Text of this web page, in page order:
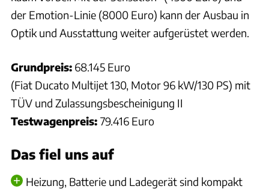
der Emotion-Linie (8000 Euro) kann der Ausbau in
Optik und Ausstattung weiter aufgerüstet werden.
Grundpreis: 68.145 Euro
(Fiat Ducato Multijet 130, Motor 96 kW/130 PS) mit
TÜV und Zulassungsbescheinigung II
Testwagenpreis: 79.416 Euro
Das fiel uns auf
Heizung, Batterie und Ladegerät sind kompakt